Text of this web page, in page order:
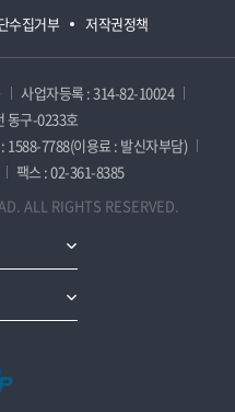
수집거부 저작권정책
사업자등록 : 314-82-10024
동구-0233호
1588-7788(이용료 : 발신자부담)
팩스 : 02-361-8385
ALL RIGHTS RESERVED.